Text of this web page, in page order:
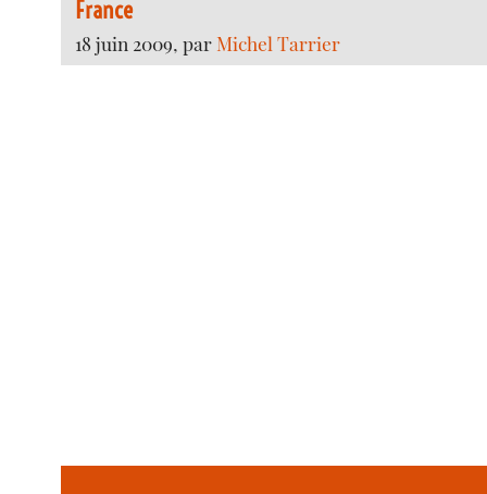
France
18 juin 2009, parMichel Tarrier